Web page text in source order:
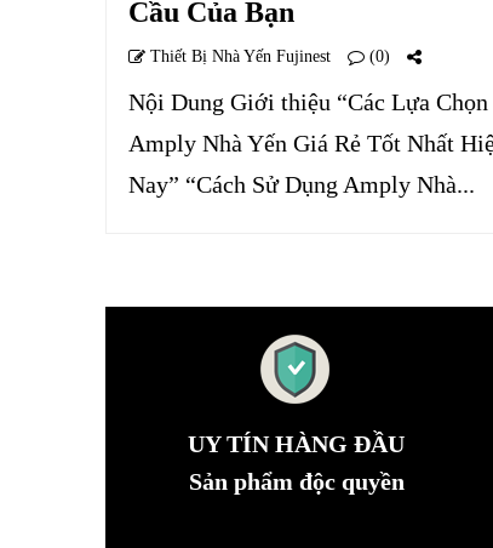
Cầu Của Bạn
Thiết Bị Nhà Yến Fujinest (0)
Nội Dung Giới thiệu “Các Lựa Chọn
Amply Nhà Yến Giá Rẻ Tốt Nhất
Nay” “Cách Sử Dụng Amply Nhà...
UY TÍN HÀNG ĐẦU
Sản phẩm độc quyền